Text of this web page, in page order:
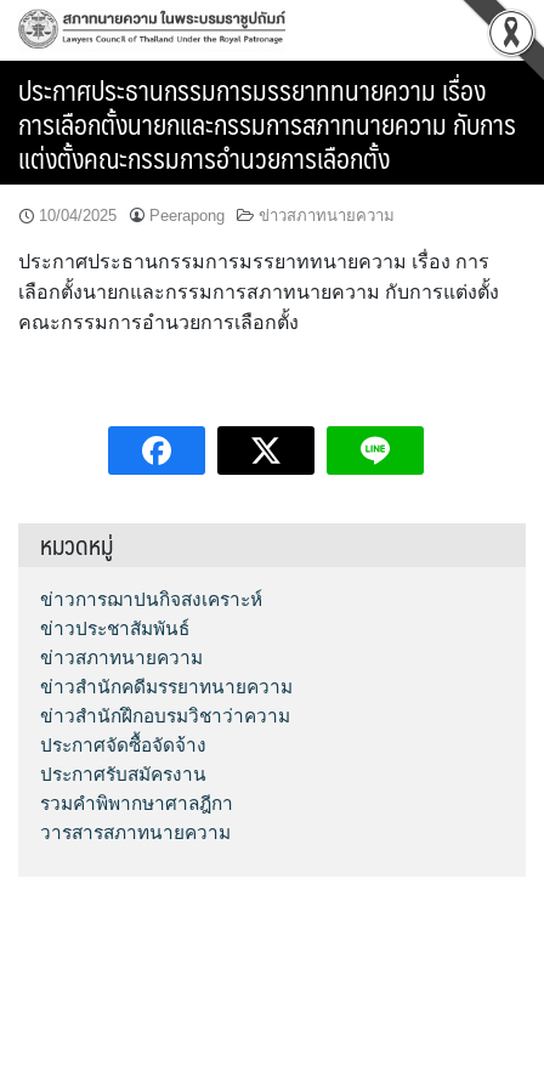
Skip
ประกาศประธานกรรมการมรรยาททนายความ เรื่อง
การเลือกตั้งนายกและกรรมการสภาทนายความ กับการ
แต่งตั้งคณะกรรมการอำนวยการเลือกตั้ง
10/04/2025 Peerapong ข่าวสภาทนายความ
ประกาศประธานกรรมการมรรยาททนายความ เรื่อง การ
เลือกตั้งนายกและกรรมการสภาทนายความ กับการแต่งตั้ง
คณะกรรมการอำนวยการเลือกตั้ง
หมวดหมู่
ข่าวการฌาปนกิจสงเคราะห์
ข่าวประชาสัมพันธ์
ข่าวสภาทนายความ
ข่าวสำนักคดีมรรยาทนายความ
ข่าวสำนักฝึกอบรมวิชาว่าความ
ประกาศจัดซื้อจัดจ้าง
ประกาศรับสมัครงาน
รวมคำพิพากษาศาลฎีกา
วารสารสภาทนายความ